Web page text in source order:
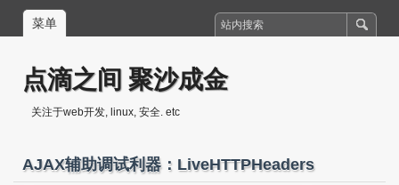
菜单
点滴之间 聚沙成金
关注于web开发, linux, 安全. etc
AJAX辅助调试利器：LiveHTTPHeaders